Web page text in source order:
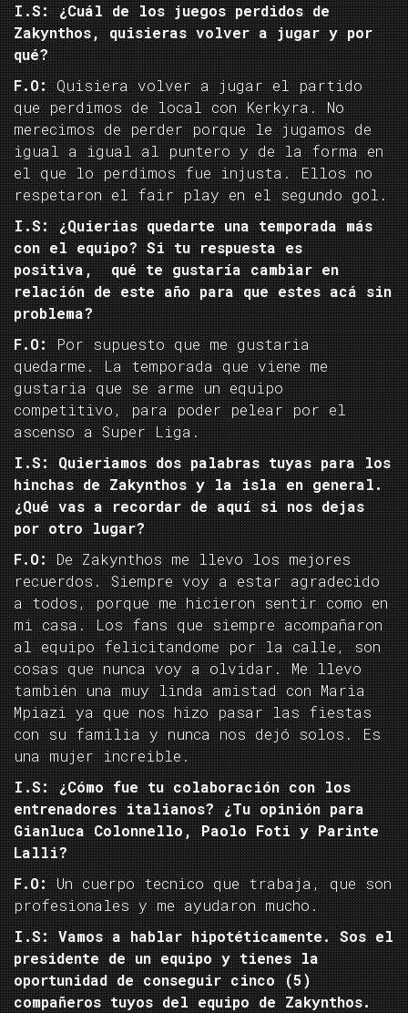
I.S: ¿Cuál de los juegos perdidos de
Zakynthos, quisieras volver a jugar y por
qué?
F.O:
Quisiera volver a jugar el partido
que perdimos de local con Kerkyra. No
merecimos de perder porque le jugamos de
igual a igual al puntero y de la forma en
el que lo perdimos fue injusta. Ellos no
respetaron el fair play en el segundo gol.
I.S: ¿Quierias quedarte una temporada más
con el equipo? Si tu respuesta es
positiva, qué te gustaría cambiar en
relación de este año para que estes acá sin
problema?
F.O:
Por supuesto que me gustaria
quedarme. La temporada que viene me
gustaria que se arme un equipo
competitivo, para poder pelear por el
ascenso a Super Liga.
I.S: Quieriamos dos palabras tuyas para los
hinchas de Zakynthos y la isla en general.
¿Qué vas a recordar de aquí si nos dejas
por otro lugar?
F.O:
De Zakynthos me llevo los mejores
recuerdos. Siempre voy a estar agradecido
a todos, porque me hicieron sentir como en
mi casa. Los fans que siempre acompañaron
al equipo felicitandome por la calle, son
cosas que nunca voy a olvidar. Me llevo
también una muy linda amistad con Maria
Mpiazi ya que nos hizo pasar las fiestas
con su familia y nunca nos dejó solos. Es
una mujer increible.
I.S: ¿Cómo fue tu colaboración con los
entrenadores italianos? ¿Tu opinión para
Gianluca Colonnello, Paolo Foti y Parinte
Lalli?
F.O:
Un cuerpo tecnico que trabaja, que son
profesionales y me ayudaron mucho.
I.S: Vamos a hablar hipotéticamente. Sos el
presidente de un equipo y tienes la
oportunidad de conseguir cinco (5)
compañeros tuyos del equipo de Zakynthos.